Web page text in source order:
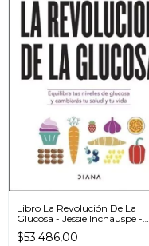
Libro La Revolución De La
Glucosa - Jessie Inchauspe -
Diana
$53.486,00